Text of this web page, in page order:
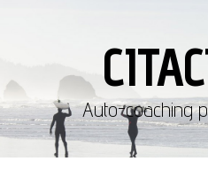
Auto-coaching